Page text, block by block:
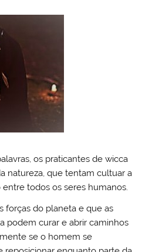
os praticantes de wicca
natureza, que tentam cultuar a
todos os seres humanos.
forças do planeta e que as
podem curar e abrir caminhos
se o homem se